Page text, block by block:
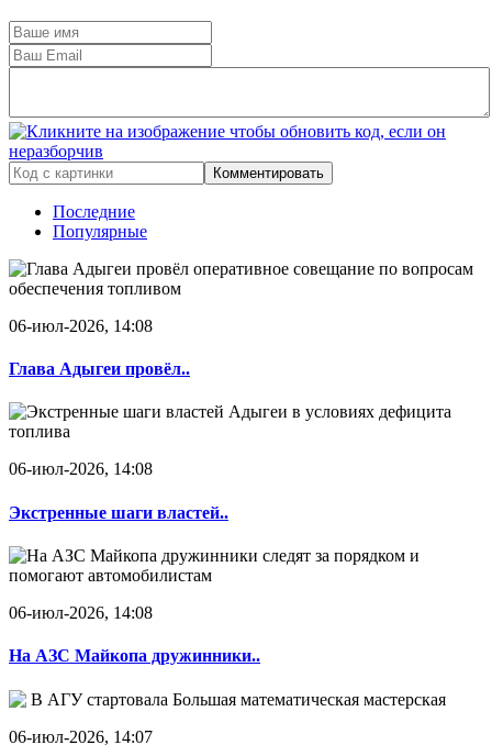
Комментировать
Последние
Популярные
06-июл-2026, 14:08
Глава Адыгеи провёл..
06-июл-2026, 14:08
Экстренные шаги властей..
06-июл-2026, 14:08
На АЗС Майкопа дружинники..
06-июл-2026, 14:07